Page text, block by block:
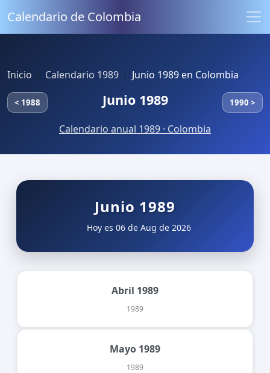
Calendario de Colombia
Inicio Calendario 1989 Junio 1989 en Colombia
< 1988 Junio 1989 1990 >
Calendario anual 1989 · Colombia
Junio 1989
Hoy es 06 de Aug de 2026
Abril 1989
1989
Mayo 1989
1989